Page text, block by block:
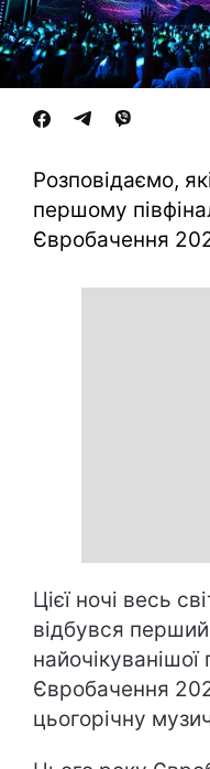
Розповідаємо,
першому
Євробачення
Цієї ночі весь
відбувся перший
найочікуванішої
Євробачення
цьогорічну